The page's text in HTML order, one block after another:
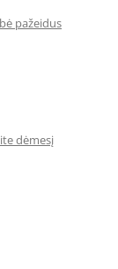
pažeidus
dėmesį